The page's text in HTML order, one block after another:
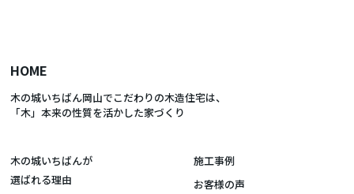
HOME
木の城いちばん岡山でこだわりの木造住宅は、
「木」本来の性質を活かした家づくり
木の城いちばんが
選ばれる理由
施工事例
お客様の声